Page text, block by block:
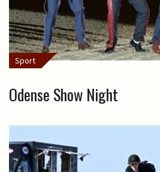
Sport
Odense Show Night